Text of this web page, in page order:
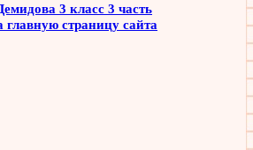
3 класс 3 часть
главную страницу сайта